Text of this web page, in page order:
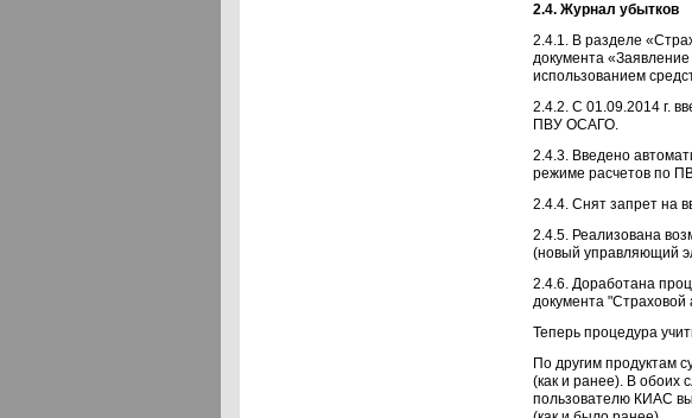
2.4. Журнал убытков
2.4.1. В разделе
документа
использованием
2.4.2. С 01.09.2014 г.
ПВУ ОСАГО.
2.4.3. Введено
режиме расчетов по
2.4.4. Снят запрет на
2.4.5. Реализована
(новый управляющий
2.4.6. Доработана
документа "Страховой
Теперь процедура
По другим продуктам
(как и ранее). В обоих
пользователю КИАС